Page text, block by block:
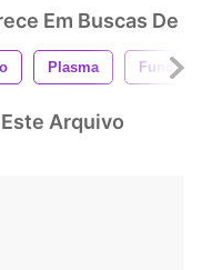
Em Buscas De
Plasma Fundo
Arquivo